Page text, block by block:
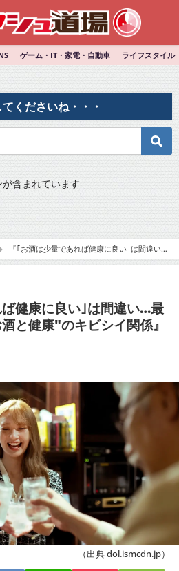
ゲーム・IT・家電・自動車 ライフスタイル
くださいね・・・
含まれています
『｢お酒は少量であれば健康に良い｣は間違い…
ビシイ関係』のネットの反応
ば健康に良い｣は間違い…最
と健康"のキビシイ関係』
（出典 dol.ismcdn.jp）